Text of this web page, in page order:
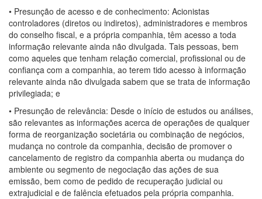
• Presunção de acesso e de conhecimento: Acionistas
controladores (diretos ou indiretos), administradores e membros
do conselho fiscal, e a própria companhia, têm acesso a toda
informação relevante ainda não divulgada. Tais pessoas, bem
como aqueles que tenham relação comercial, profissional ou de
confiança com a companhia, ao terem tido acesso à informação
relevante ainda não divulgada sabem que se trata de informação
privilegiada; e
• Presunção de relevância: Desde o início de estudos ou análises,
são relevantes as informações acerca de operações de qualquer
forma de reorganização societária ou combinação de negócios,
mudança no controle da companhia, decisão de promover o
cancelamento de registro da companhia aberta ou mudança do
ambiente ou segmento de negociação das ações de sua
emissão, bem como de pedido de recuperação judicial ou
extrajudicial e de falência efetuados pela própria companhia.